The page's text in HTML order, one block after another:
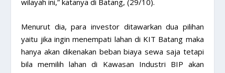
Menurut dia, para investor ditawarkan dua pilihan
yaitu jika ingin menempati lahan di KIT Batang maka
hanya akan dikenakan beban biaya sewa saja tetapi
bila memilih lahan di Kawasan Industri BIP akan